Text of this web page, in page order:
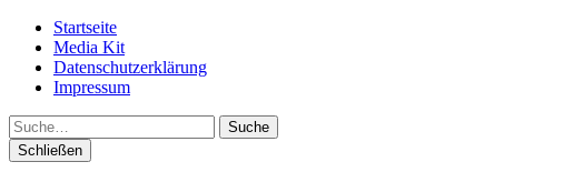
Startseite
Media Kit
Datenschutzerklärung
Impressum
Suche
Schließen